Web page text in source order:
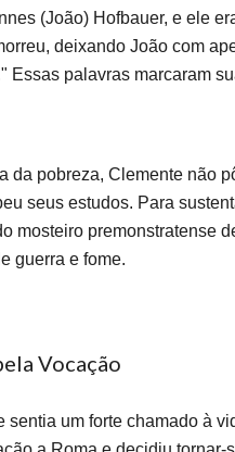
(João) Hofbauer, e ele
deixando João com
Essas palavras marcaram
da pobreza, Clemente não
seus estudos. Para
mosteiro premonstratense
guerra e fome.
Vocação
sentia um forte chamado à